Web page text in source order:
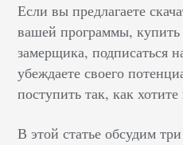
Если вы предлагаете
вашей программы,
замерщика, подписаться
убеждаете своего
поступить так, как
В этой статье обсудим